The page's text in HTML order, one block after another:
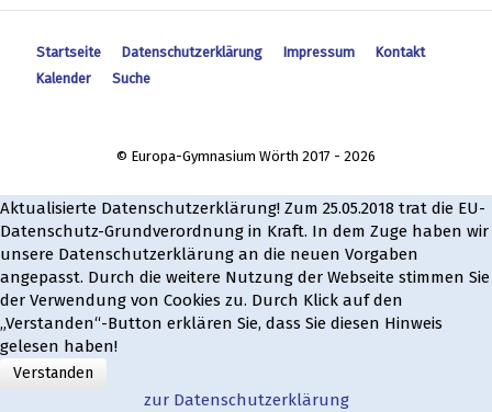
Startseite Datenschutzerklärung Impressum
Kontakt
Kalender
Suche
© Europa-Gymnasium Wörth 2017 - 2026
Aktualisierte Datenschutzerklärung! Zum 25.05.2018 trat die EU-
Datenschutz-Grundverordnung in Kraft. In dem Zuge haben wir
unsere Datenschutzerklärung an die neuen Vorgaben
angepasst. Durch die weitere Nutzung der Webseite stimmen Sie
der Verwendung von Cookies zu. Durch Klick auf den
„Verstanden“-Button erklären Sie, dass Sie diesen Hinweis
gelesen haben!
Verstanden
zur Datenschutzerklärung